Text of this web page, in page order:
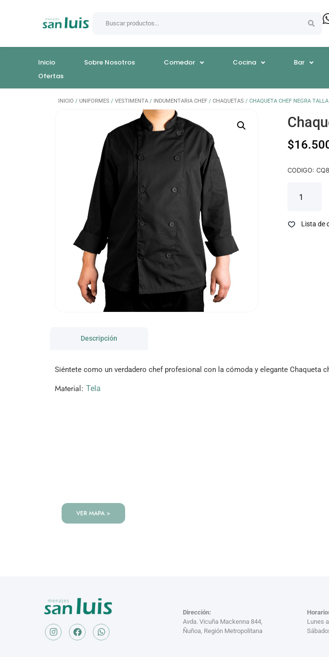
Inicio Sobre Nosotros Comedor Cocina Bar
Ofertas
INICIO / UNIFORMES / VESTIMENTA / INDUMENTARIA CHEF / CHAQUETAS / CHAQUETA CHEF NEGRA
$
CODIGO:
Lista de
Descripción
Siéntete como un verdadero chef profesional con la cómoda y elegante Chaqueta
Material: Tela
VER MAPA >
Dirección:
Avda. Vicuña Mackenna 844,
Ñuñoa, Región Metropolitana
Lunes